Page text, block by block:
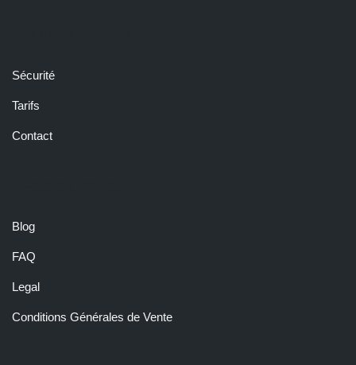
Sécurité
Tarifs
Contact
Blog
FAQ
Legal
Conditions Générales de Vente